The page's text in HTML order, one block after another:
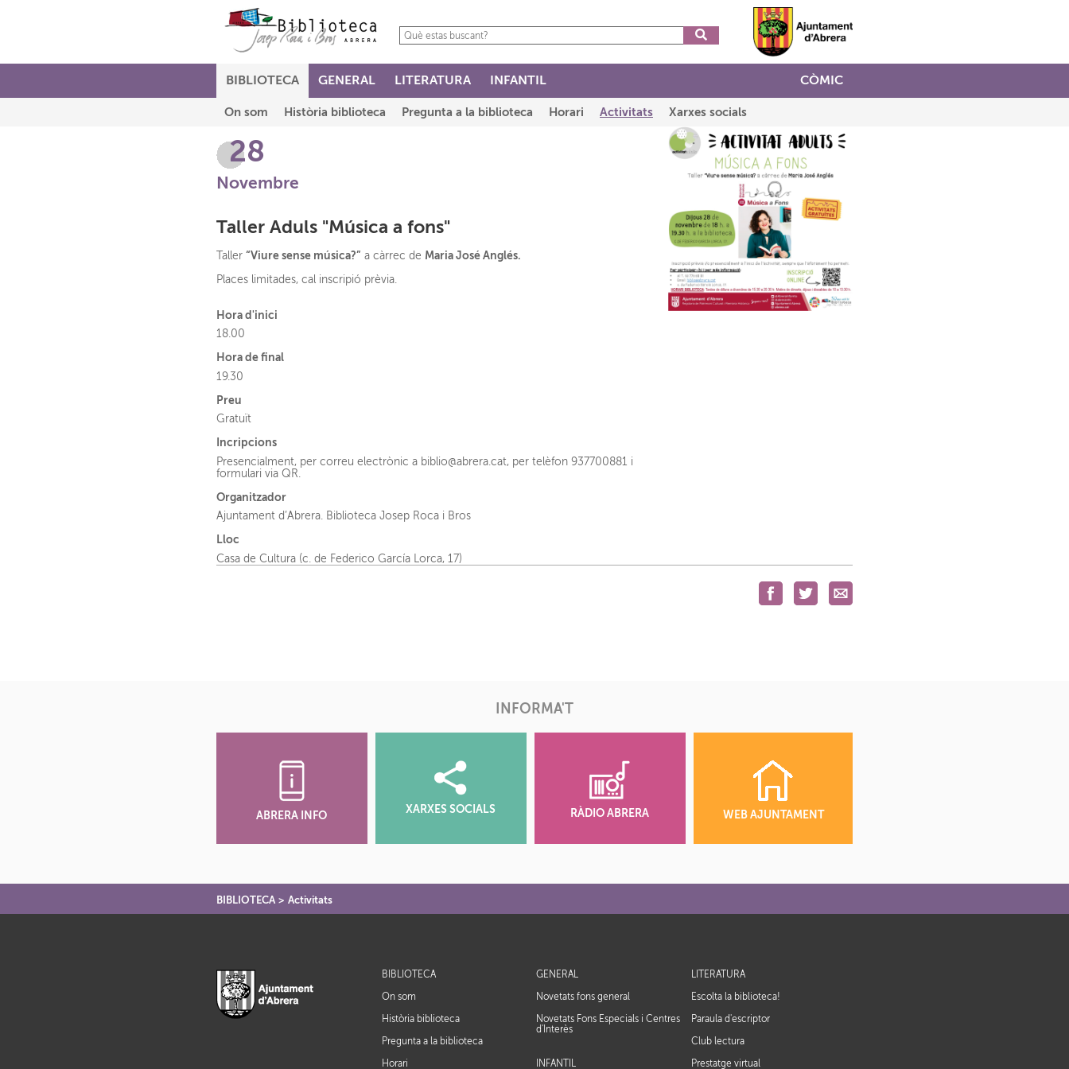
BIBLIOTECA
On som Història biblioteca Pregunta a la biblioteca Horari Activitats Xarxes socials
GENERAL LITERATURA INFANTIL CÒMIC
28
Novembre
Taller Aduls "Música a fons"
Taller “Viure sense música?” a càrrec de Maria José Anglés.
Places limitades, cal inscripió prèvia.
Hora d'inici
18.00
Hora de final
19.30
Preu
Gratuït
Incripcions
Presencialment, per correu electrònic a biblio@abrera.cat, per telèfon 937700881 i
formulari via QR.
Organitzador
Ajuntament d’Abrera. Biblioteca Josep Roca i Bros
Lloc
Casa de Cultura (c. de Federico García Lorca, 17)
INFORMA'T
ABRERA INFO
XARXES SOCIALS RÀDIO ABRERA WEB AJUNTAMENT
BIBLIOTECA > Activitats
BIBLIOTECA
On som
Història biblioteca
Pregunta a la biblioteca
Horari
GENERAL
Novetats fons general
Novetats Fons Especials i Centres
d'Interès
LITERATURA
Escolta la biblioteca!
Paraula d'escriptor
Club lectura
Prestatge virtual
INFANTIL